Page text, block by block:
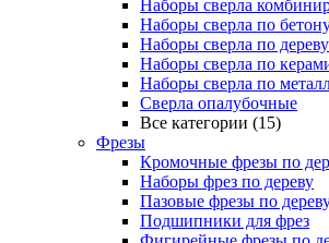
Наборы сверла
Наборы сверла по
Наборы сверла по дереву
Наборы сверла по
Наборы сверла по
Сверла опалубочные
Все категории (15)
Фрезы
Кромочные фрезы по
Наборы фрез по дереву
Пазовые фрезы по
Подшипники для фрез